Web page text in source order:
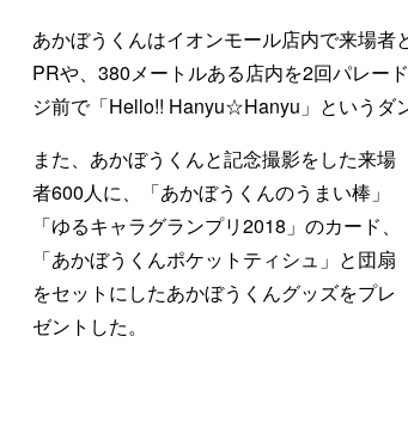
あかぼうくんはイオンモール店内で来場
PRや、380メートルある店内を2回パレー
ジ前で「Hello!! Hanyu☆Hanyu」というダ
また、あかぼうくんと記念撮影をした来場
者600人に、「あかぼうくんのうまい棒」
「ゆるキャラグランプリ2018」のカード、
「あかぼうくんポケットティシュ」と団扇
をセットにしたあかぼうくんグッズをプレ
ゼントした。